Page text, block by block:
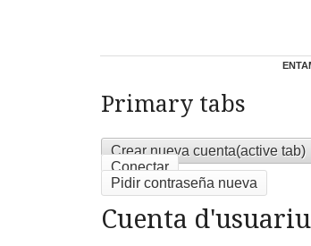
Primary tabs
Crear nueva cuenta(active tab)
Conectar
Pidir contraseña nueva
Cuenta d'usuariu